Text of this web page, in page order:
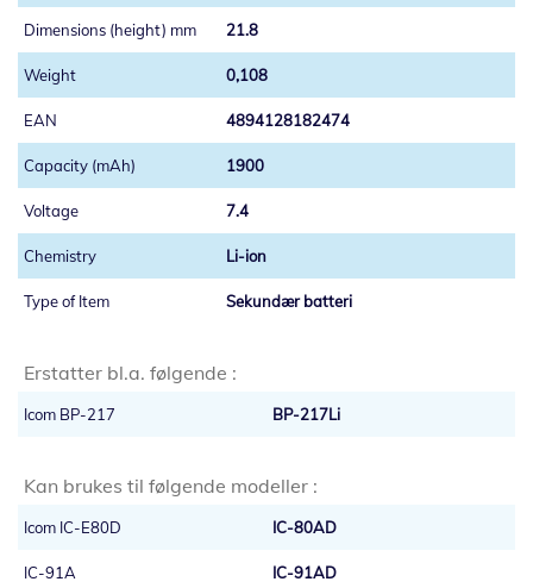
21.8
0,108
4894128182474
1900
7.4
Li-ion
Sekundær batteri
Erstatter bl.a. følgende :
Icom BP-217 BP-217Li
Kan brukes til følgende modeller :
Icom IC-E80D IC-80AD
IC-91A IC-91AD